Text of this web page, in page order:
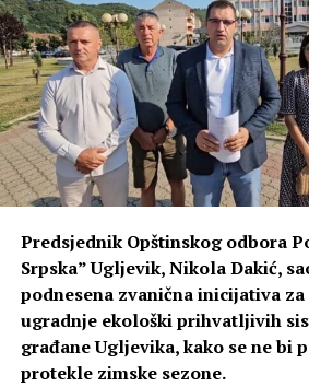
Predsjednik Opštinskog odbora
Srpska” Ugljevik, Nikola Dakić,
podnesena zvanična inicijativa
ugradnje ekološki prihvatljivih
građane Ugljevika, kako se ne bi
protekle zimske sezone.